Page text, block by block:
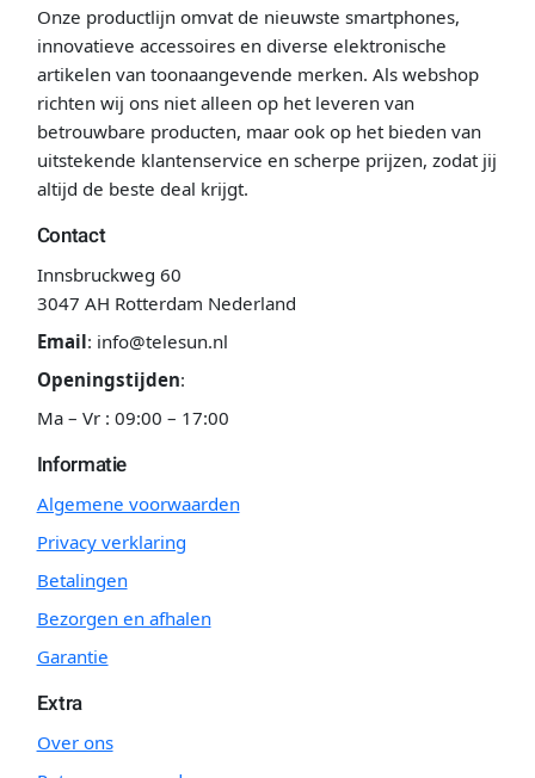
Onze productlijn omvat de nieuwste smartphones,
innovatieve accessoires en diverse elektronische
artikelen van toonaangevende merken. Als webshop
richten wij ons niet alleen op het leveren van
betrouwbare producten, maar ook op het bieden van
uitstekende klantenservice en scherpe prijzen, zodat jij
altijd de beste deal krijgt.
Contact
Innsbruckweg 60
3047 AH Rotterdam Nederland
Email: info@telesun.nl
Openingstijden:
Ma – Vr : 09:00 – 17:00
Informatie
Algemene voorwaarden
Privacy verklaring
Betalingen
Bezorgen en afhalen
Garantie
Extra
Over ons